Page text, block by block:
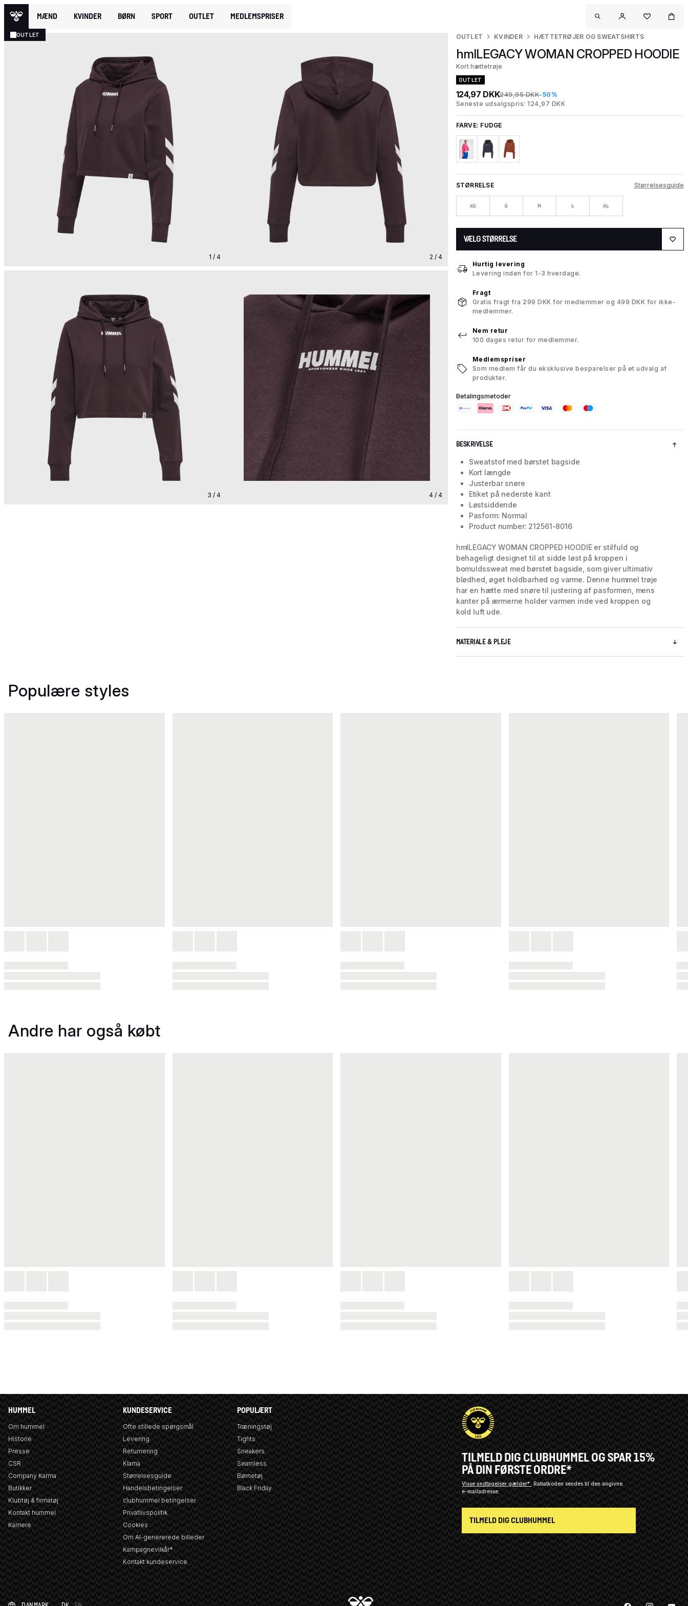
MÆND KVINDER BØRN SPORT OUTLET MEDLEMSPRISER
OUTLET
1 / 4 2 / 4
3 / 4 4 / 4
OUTLET KVINDER HÆTTETRØJER OG SWEATSHIRTS
hmlLEGACY WOMAN CROPPED HOODIE
Kort hættetrøje
OUTLET
124,97 DKK249,95 DKK-50%
Seneste udsalgspris: 124,97 DKK
FARVE: FUDGE
STØRRELSE Størrelsesguide
XS S M L XL
VÆLG STØRRELSE
Hurtig levering
Levering inden for 1-3 hverdage.
Fragt
Gratis fragt fra 299 DKK for medlemmer og 499 DKK for ikke-
medlemmer.
Nem retur
100 dages retur for medlemmer.
Medlemspriser
Som medlem får du eksklusive besparelser på et udvalg af
produkter.
Betalingsmetoder
BESKRIVELSE
Sweatstof med børstet bagside
Kort længde
Justerbar snøre
Etiket på nederste kant
Løstsiddende
Pasform: Normal
Product number: 212561-8016
hmlLEGACY WOMAN CROPPED HOODIE er stilfuld og
behageligt designet til at sidde løst på kroppen i
bomuldssweat med børstet bagside, som giver ultimativ
blødhed, øget holdbarhed og varme. Denne hummel trøje
har en hætte med snøre til justering af pasformen, mens
kanter på ærmerne holder varmen inde ved kroppen og
kold luft ude.
MATERIALE & PLEJE
Populære styles
Andre har også købt
HUMMEL
Om hummel
Historie
Presse
CSR
Company Karma
Butikker
Klubtøj & firmatøj
Kontakt hummel
Karriere
KUNDESERVICE
Ofte stillede spørgsmål
Levering
Returnering
Klarna
Størrelsesguide
Handelsbetingelser
clubhummel betingelser
Privatlivspolitik
Cookies
Om AI-genererede billeder
Kampagnevilkår*
Kontakt kundeservice
POPULÆRT
Træningstøj
Tights
Sneakers
Seamless
Børnetøj
Black Friday
TILMELD DIG CLUBHUMMEL OG SPAR 15%
PÅ DIN FØRSTE ORDRE*
Visse undtagelser gælder*
Rabatkoden sendes til den angivne
e-mailadresse.
TILMELD DIG CLUBHUMMEL